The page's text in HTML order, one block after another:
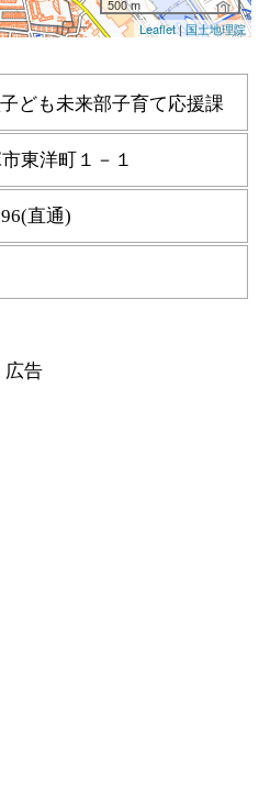
子ども未来部子育て応援課
東洋町１－１
直通)